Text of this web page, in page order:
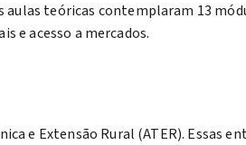
teóricas contemplaram 13
e acesso a mercados.
e Extensão Rural (ATER). Essas